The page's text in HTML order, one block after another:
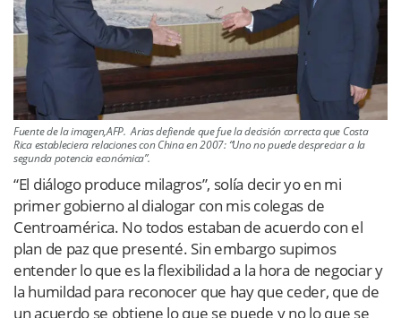
Fuente de la imagen,AFP. Arias defiende que fue la decisión correcta que Costa
Rica estableciera relaciones con China en 2007: “Uno no puede despreciar a la
segunda potencia económica”.
“El diálogo produce milagros”, solía decir yo en mi
primer gobierno al dialogar con mis colegas de
Centroamérica. No todos estaban de acuerdo con el
plan de paz que presenté. Sin embargo supimos
entender lo que es la flexibilidad a la hora de negociar y
la humildad para reconocer que hay que ceder, que de
un acuerdo se obtiene lo que se puede y no lo que se